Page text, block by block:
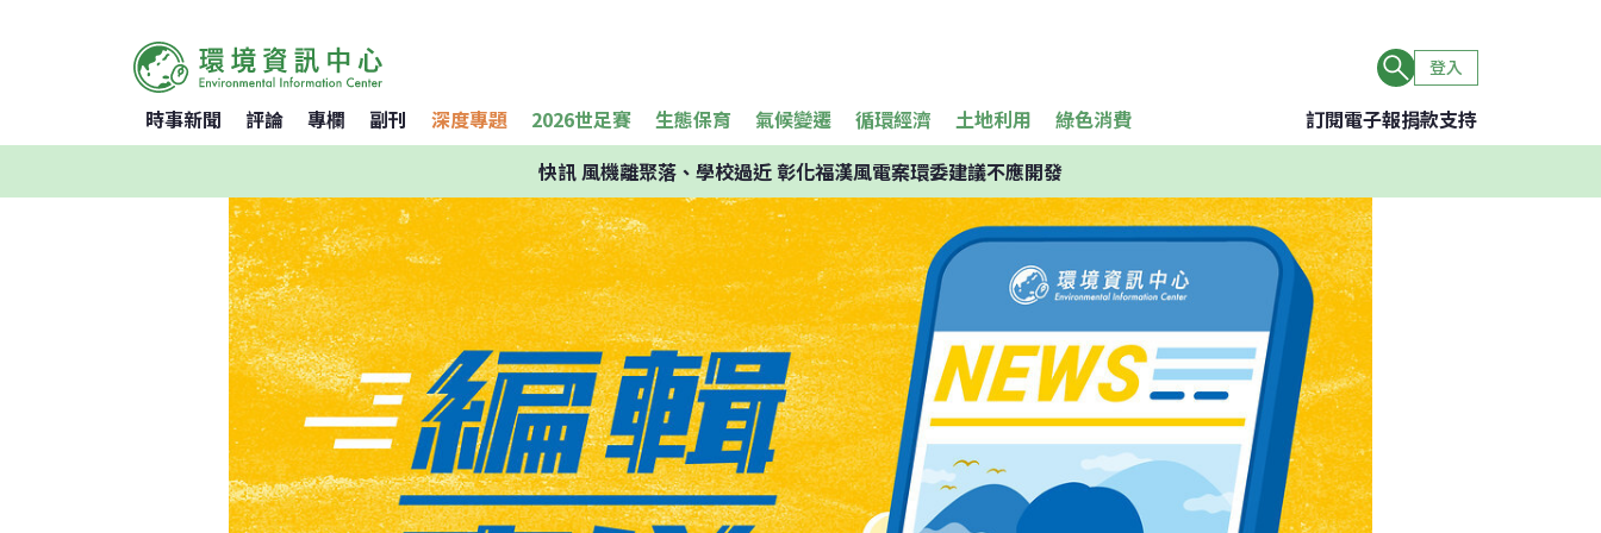
登入
時事新聞 評論 專欄 副刊 深度專題 2026世足賽 生態保育 氣候變遷 循環經濟 土地利用 綠色消費 訂閱電子報捐款支持
快訊風機離聚落、學校過近 彰化福漢風電案環委建議不應開發